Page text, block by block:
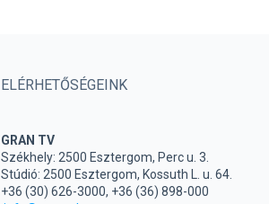
ELÉRHETŐSÉGEINK
GRAN TV
Székhely: 2500 Esztergom, Perc u. 3.
Stúdió: 2500 Esztergom, Kossuth L. u. 64.
+36 (30) 626-3000, +36 (36) 898-000